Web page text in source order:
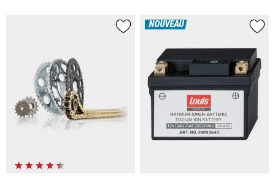
NOUVEAU